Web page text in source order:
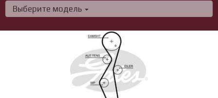
Выберите модель